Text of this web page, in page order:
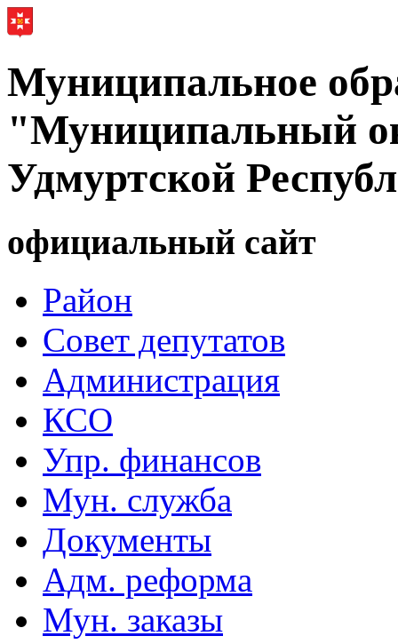
Муниципальное
"Муниципальный
Удмуртской
официальный сайт
Район
Совет депутатов
Администрация
КСО
Упр. финансов
Мун. служба
Документы
Адм. реформа
Мун. заказы